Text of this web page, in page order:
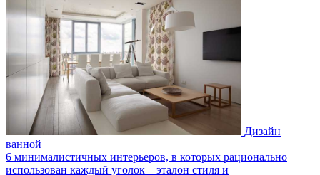
Дизайн
ванной
6 минималистичных интерьеров, в которых рационально
использован каждый уголок – эталон стиля и